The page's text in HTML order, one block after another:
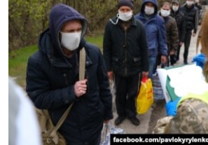
ТЕЛЕПРОЕКТ КРЫМ.РЕАЛИИ
СОВЕТЫ ПРАВОЗАЩИТНИКОВ
ПРОПАВШИЕ БЕЗ ВЕСТИ
ПОБЕДИТЕЛЕЙ НЕ СУДЯТ?
КРЫМ.НЕПОКОРЕННЫЙ
ELIFBE
Українською
Qırımtatar
ПРИСОЕДИНЯЙТЕСЬ!